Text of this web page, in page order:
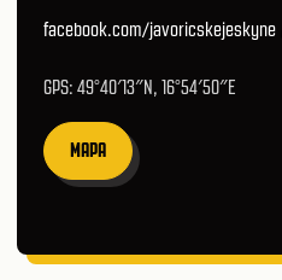
facebook.com/javoricskejeskyne
GPS: 49°40′13″N, 16°54′50″E
MAPA